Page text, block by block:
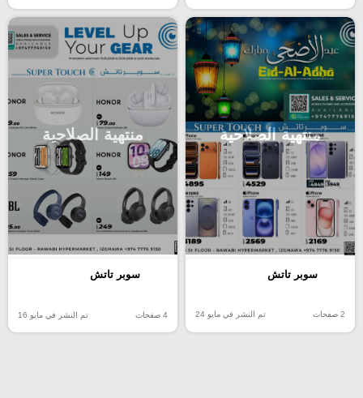
منتهية الصلاحية
سوبر تاتش
2 صفحات تم النشر في مايو 24
منتهية الصلاحية
سوبر تاتش
4 صفحات تم النشر في مايو 16